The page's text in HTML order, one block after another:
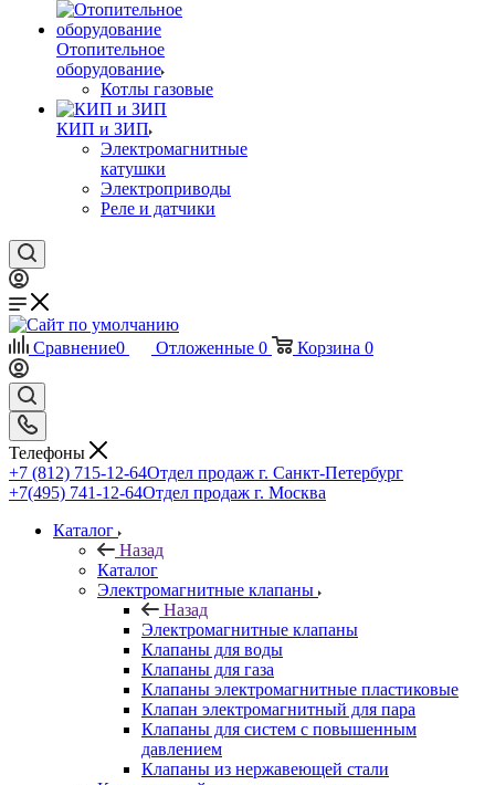
Отопительное
оборудование
Котлы газовые
КИП и ЗИП
Электромагнитные
катушки
Электроприводы
Реле и датчики
Сравнение0 Отложенные 0 Корзина 0
Телефоны
+7 (812) 715-12-64Отдел продаж г. Санкт-Петербург
+7(495) 741-12-64Отдел продаж г. Москва
Каталог
Назад
Каталог
Электромагнитные клапаны
Назад
Электромагнитные клапаны
Клапаны для воды
Клапаны для газа
Клапаны электромагнитные пластиковые
Клапан электромагнитный для пара
Клапаны для систем с повышенным
давлением
Клапаны из нержавеющей стали